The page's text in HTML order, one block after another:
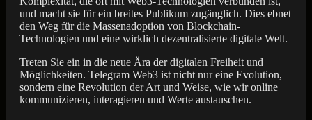
und macht sie für ein breites Publikum zugänglich. Dies ebnet
den Weg für die Massenadoption von Blockchain-
Technologien und eine wirklich dezentralisierte digitale Welt.
Treten Sie ein in die neue Ära der digitalen Freiheit und
Möglichkeiten. Telegram Web3 ist nicht nur eine Evolution,
sondern eine Revolution der Art und Weise, wie wir online
kommunizieren, interagieren und Werte austauschen.